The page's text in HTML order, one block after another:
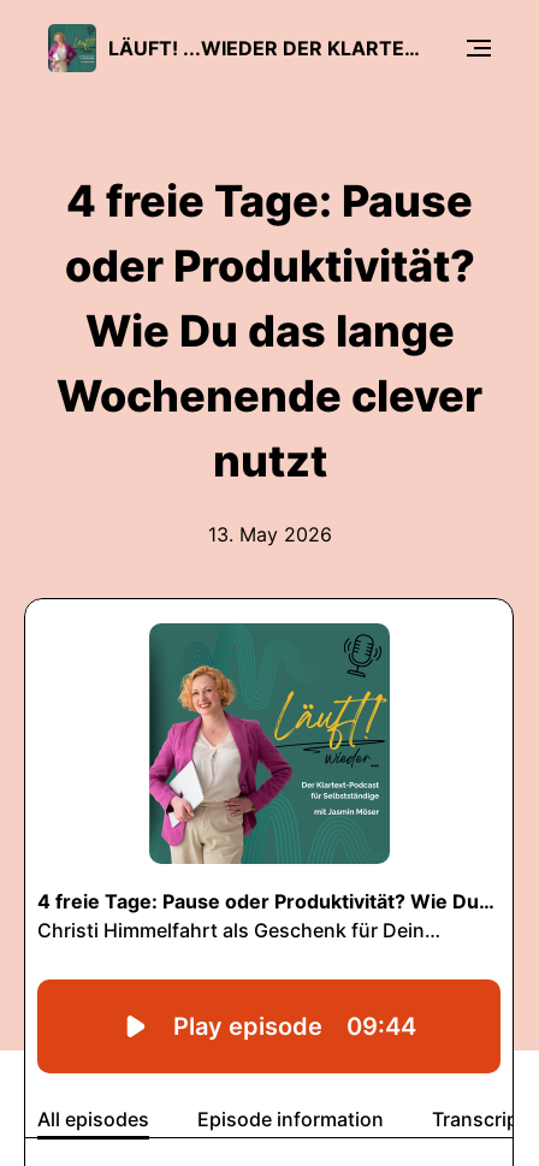
LÄUFT! ...WIEDER DER KLARTEXT-PODCAST FÜR SELBSTSTÄNDIGE
4 freie Tage: Pause
oder Produktivität?
Wie Du das lange
Wochenende clever
nutzt
13. May 2026